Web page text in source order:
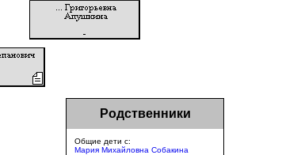
Родственники
Общие дети с:
Мария Михайловна Собакина